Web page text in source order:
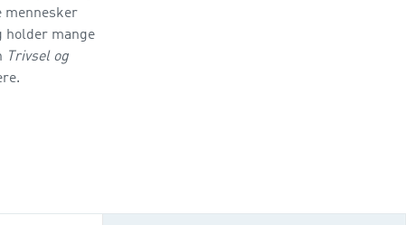
mennesker
holder mange
Trivsel og